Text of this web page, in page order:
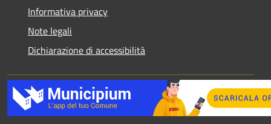
Informativa privacy
Note legali
Dichiarazione di accessibilità